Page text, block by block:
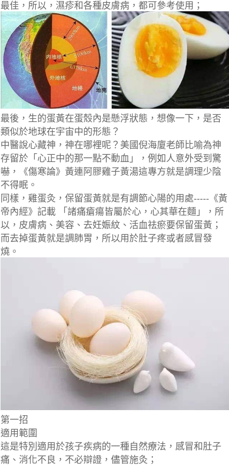
最佳，所以，濕疹和各種皮膚病，都可參考使用；
最後，生的蛋黃在蛋殼內是懸浮狀態，想像一下，是否
類似於地球在宇宙中的形態？
中醫說心藏神，神在哪裡呢？美國倪海廈老師比喻為神
存留於「心正中的那一點不動血」，例如人意外受到驚
嚇，《傷寒論》黃連阿膠雞子黃湯這專方就是調理少陰
不得眠。
同樣，雞蛋灸，保留蛋黃就是有調節心陽的用處-----《黃
帝內經》記載 「諸痛瘡瘍皆屬於心，心其華在麵」，所
以，皮膚病、美容、去妊娠紋、活血祛瘀要保留蛋黃；
而去掉蛋黃就是調肺胃，所以用於肚子疼或者感冒發
燒。
第一招
適用範圍
這是特別適用於孩子疾病的一種自然療法，感冒和肚子
痛、消化不良，不必辯證，儘管施灸；